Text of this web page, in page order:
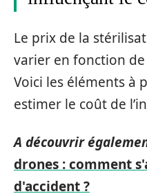
Le prix de la
varier en fonction
Voici les éléments à
estimer le coût de
A découvrir
drones : comment
d'accident ?